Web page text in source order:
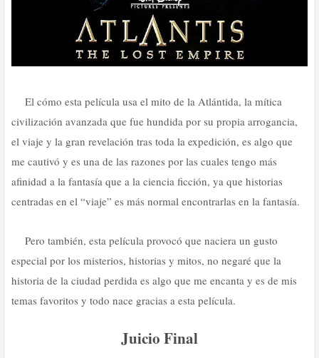
El cómo esta película usa el mito de la Atlántida, la mítica
civilización avanzada que fue hundida por su propia arrogancia,
el viaje y la gran revelación tras toda la expedición, es algo que
me cautivó y es una de las razones por las cuales tengo más
afinidad a la fantasía que a la ciencia ficción, ya que historias
centradas en el “viaje” es más normal encontrarlas en la fantasía.
Pero también, esta película provocó que naciera un gusto
especial por los misterios, historias y mitos, no negaré que la
historia de la ciudad perdida es algo que me encanta y es de mis
temas favoritos y todo nace gracias a esta película.
Juicio Final